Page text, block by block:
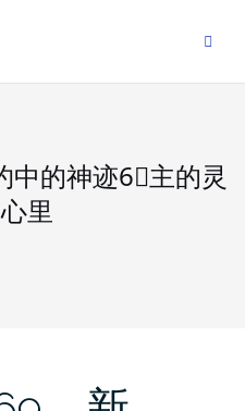
中的神迹6⃣️主的灵
里